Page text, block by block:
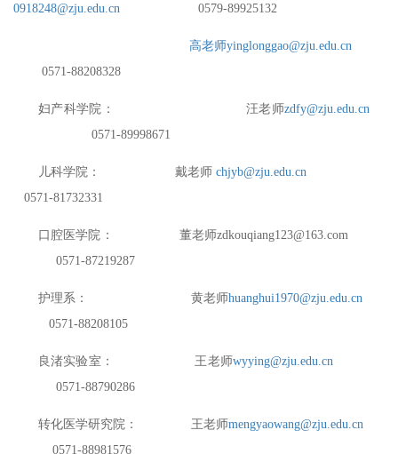
0918248@zju.edu.cn
0579-89925132
高老师yinglonggao@zju.edu.cn
0571-88208328
妇产科学院： 汪老师zdfy@zju.edu.cn
0571-89998671
儿科学院： 戴老师 chjyb@zju.edu.cn
0571-81732331
口腔医学院： 董老师zdkouqiang123@163.com
0571-87219287
护理系： 黄老师huanghui1970@zju.edu.cn
0571-88208105
良渚实验室： 王老师wyying@zju.edu.cn
0571-88790286
转化医学研究院： 王老师mengyaowang@zju.edu.cn
0571-88981576